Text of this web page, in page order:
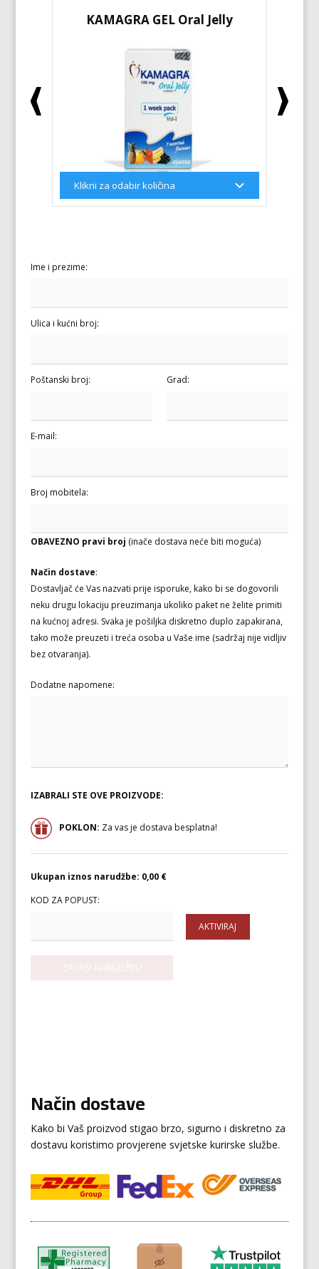
KAMAGRA GEL Oral Jelly
Ime i prezime:
Ulica i kućni broj:
Poštanski broj: Grad:
E-mail:
Broj mobitela:
OBAVEZNO pravi broj (inače dostava neće biti moguća)
Način dostave:
Dostavljač će Vas nazvati prije isporuke, kako bi se dogovorili
neku drugu lokaciju preuzimanja ukoliko paket ne želite primiti
na kućnoj adresi. Svaka je pošiljka diskretno duplo zapakirana,
tako može preuzeti i treća osoba u Vaše ime (sadržaj nije vidljiv
bez otvaranja).
Dodatne napomene:
IZABRALI STE OVE PROIZVODE:
POKLON: Za vas je dostava besplatna!
Ukupan iznos narudžbe: 0,00 €
KOD ZA POPUST:
AKTIVIRAJ
Način dostave
Kako bi Vaš proizvod stigao brzo, sigurno i diskretno za
dostavu koristimo provjerene svjetske kurirske službe.